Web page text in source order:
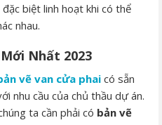
biệt linh hoạt khi có thể
nhau.
Nhất 2023
vẽ van cửa phai có sẵn
nhu cầu của chủ thầu dự án.
ta cần phải có bản vẽ